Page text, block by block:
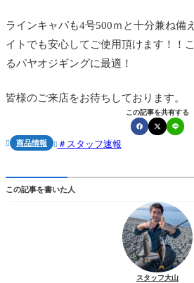
ラインキャパも4号500ｍと十分兼ね備
イトでも安心してご使用頂けます！！
るパヤオジギングに最適！
皆様のご来店をお待ちしております。
この記事を共有する
 商品情報  スタッフ速報
この記事を書いた人
スタッフ大山